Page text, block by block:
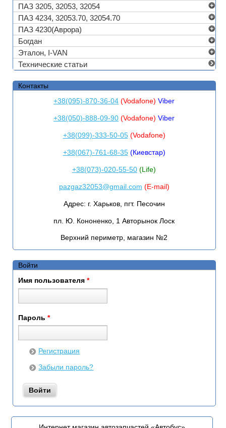
ПАЗ 3205, 32053, 32054
ПАЗ 4234, 32053.70, 32054.70
ПАЗ 4230(Аврора)
Богдан
Эталон, I-VAN
Технические статьи
Контакты
+38(095)-870-36-04 (Vodafone)Viber
+38(050)-888-09-90 (Vodafone)Viber
+38(099)-333-50-05(Vodafone)
+38(067)-761-68-35(Киевстар)
+38(073)-020-55-50 (Life)
pazgaz32053@gmail.com (E-mail)
Адрес: г. Харьков, пгт. Песочин
пл. Ю. Кононенко, 1 Авторынок Лоск
Верхний периметр, магазин №2
Войти
Имя пользователя *
Пароль *
Регистрация
Забыли пароль?